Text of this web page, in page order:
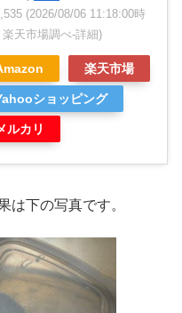
(2026/08/06 11:18:00時
楽天市場調べ-詳細)
楽天市場
ショッピング
ルカリ
は下の写真です。